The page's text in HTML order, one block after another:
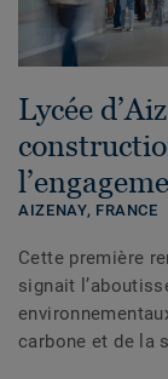
Lycée
AIZENAY, FRANCE
Cette première
signait
carbone et de la